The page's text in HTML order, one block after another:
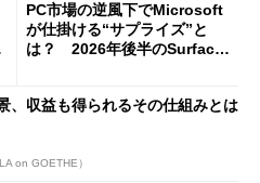
PC市場の逆風下でMicrosoft
が仕掛ける“サプライズ”と
は？ 2026年後半のSurface
、収益も得られるその仕組みとは
on GOETHE）